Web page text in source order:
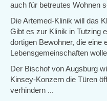
auch für betreutes Wohnen
Die Artemed-Klinik will das
Gibt es zur Klinik in Tutzing
dortigen Bewohner, die eine
Lebensgemeinschaften
Der Bischof von Augsburg
Kinsey-Konzern die Türen
verhindern ...